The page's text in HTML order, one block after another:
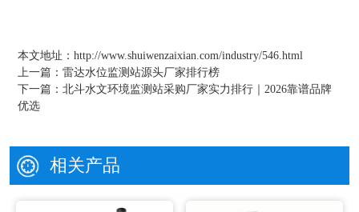
本文地址： http://www.shuiwenzaixian.com/industry/546.html
上一篇： 雷达水位监测站源头厂家排行榜
下一篇： 北斗水文环境监测站采购厂家实力排行｜2026靠谱品牌
优选
相关产品